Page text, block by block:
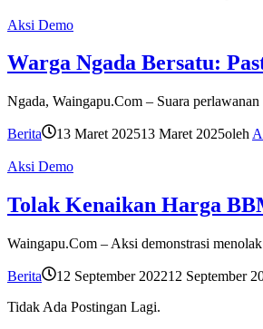
Aksi Demo
Warga Ngada Bersatu:
Ngada, Waingapu.Com – Suara
Berita 13 Maret 202513 Maret 2025oleh
Aksi Demo
Tolak Kenaikan Harga
Waingapu.Com – Aksi demonstrasi
Berita 12 September 202212 September
Tidak Ada Postingan Lagi.